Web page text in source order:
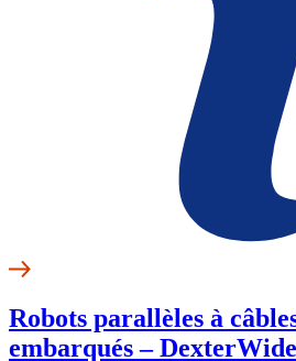
Robots parallèles à
embarqués – DexterWide